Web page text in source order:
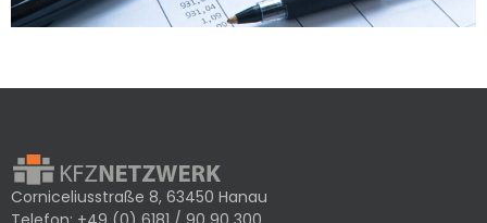
Corniceliusstraße 8, 63450 Hanau